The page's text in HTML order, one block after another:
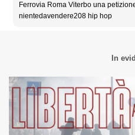
Ferrovia Roma Viterbo una
nientedavendere208 hip hop
In